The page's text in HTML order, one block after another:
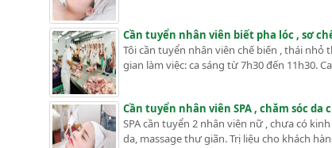
Cần tuyển nhân viên biết pha lóc , sơ
Tôi cần tuyển nhân viên chế biến , thái nhỏ
gian làm việc: ca sáng từ 7h30 đến 11h30.
Cần tuyển nhân viên SPA , chăm sóc
SPA cần tuyển 2 nhân viên nữ , chưa có
da, massage thư giãn. Trị liệu cho khách